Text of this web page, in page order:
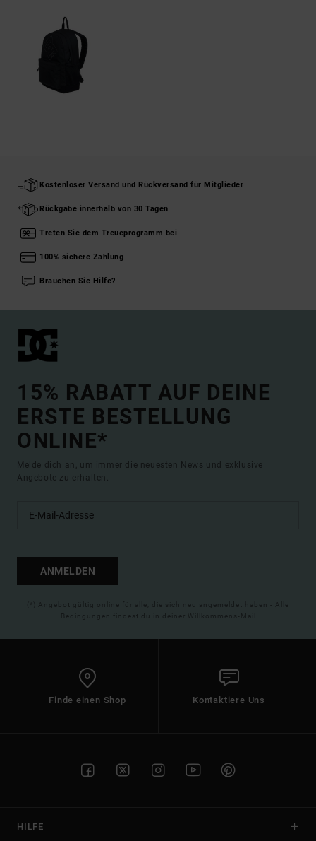
Kostenloser Versand und Rückversand für Mitglieder
Rückgabe innerhalb von 30 Tagen
Treten Sie dem Treueprogramm bei
100% sichere Zahlung
Brauchen Sie Hilfe?
15% RABATT AUF DEINE
ERSTE BESTELLUNG
ONLINE*
Melde dich an, um immer die neuesten News und exklusive
Angebote zu erhalten.
ANMELDEN
(*) Angebot gültig online für alle, die sich neu angemeldet haben - Alle
Bedingungen findest du in deiner Willkommens-Mail
Finde einen Shop Kontaktiere Uns
HILFE